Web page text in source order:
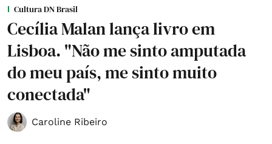
Cultura DN Brasil
Cecília Malan lança livro em
Lisboa. "Não me sinto amputada
do meu país, me sinto muito
conectada"
Caroline Ribeiro